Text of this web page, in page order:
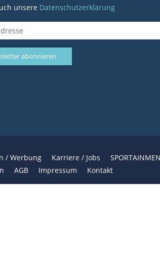
unsere Datenschutzerklärung
/ Werbung Karriere / Jobs
AGB Impressum Kontakt